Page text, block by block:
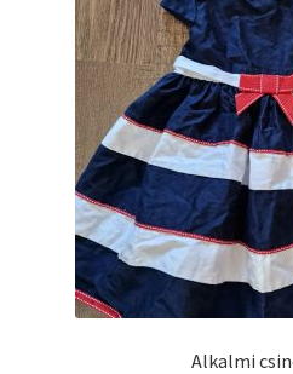
Alkalmi